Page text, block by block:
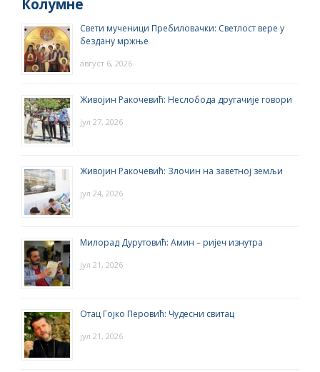
Колумне
Свети мученици Пребиловачки: Светлост вере у
бездану мржње
август 6, 2026
Живојин Ракочевић: Неслобода другачије говори
јул 27, 2026
Живојин Ракочевић: Злочин на заветној земљи
јул 24, 2026
Милорад Дурутовић: Амин – ријеч изнутра
јул 21, 2026
Отац Гојко Перовић: Чудесни свитац
јул 21, 2026